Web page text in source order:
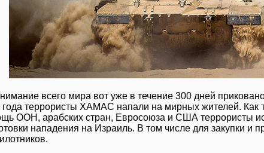
всего мира вот уже в течение 300 дней
года террористы ХАМАС напали на мирных жителей. Как
ООН, арабских стран, Евросоюза и США террористы
нападения на Израиль. В том числе для закупки и